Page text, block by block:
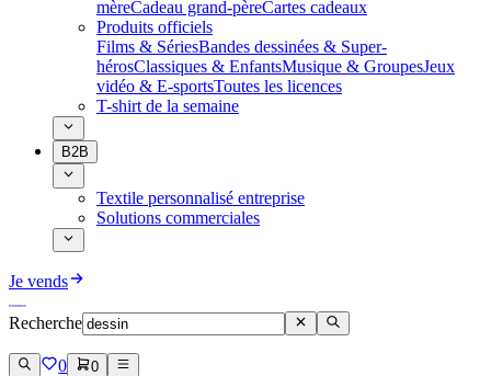
mèreCadeau grand-pèreCartes cadeaux
Produits officiels
Films & SériesBandes dessinées & Super-
hérosClassiques & EnfantsMusique & GroupesJeux
vidéo & E-sportsToutes les licences
T-shirt de la semaine
B2B
Textile personnalisé entreprise
Solutions commerciales
Je vends
Recherche
0 0